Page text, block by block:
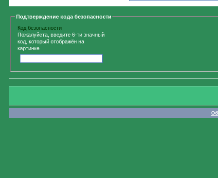
Подтверждение кода безопасности
Код безопасности
Пожалуйста, введите 6-ти значный
код, который отображён на
картинке.